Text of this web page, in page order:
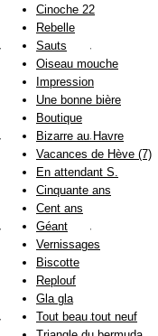
Cinoche 22
Rebelle
Sauts
Oiseau mouche
Impression
Une bonne bière
Boutique
Bizarre au Havre
Vacances de Hève (7)
En attendant S.
Cinquante ans
Cent ans
Géant
Vernissages
Biscotte
Replouf
Gla gla
Tout beau tout neuf